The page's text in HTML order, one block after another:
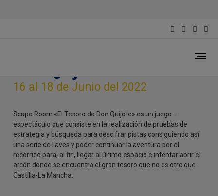
Scape Room «El Tesoro de
16 al 18 de Junio del 2022
Scape Room «El Tesoro de Don Quijote» es un juego –
espectáculo que consiste en la realización de pruebas de
estrategia y búsqueda para descifrar pistas consiguiendo así
una serie de llaves y poder continuar la aventura por el
recorrido para, al fin, llegar al último espacio e intentar abrir el
arcón donde se encuentra el gran tesoro que no es otro que
Castilla-La Mancha.